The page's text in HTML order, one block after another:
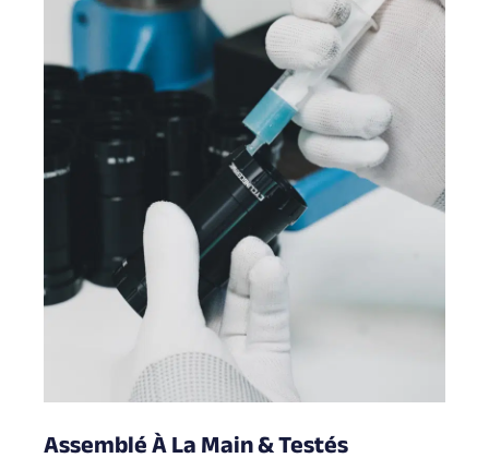
Assemblé À La Main & Testés